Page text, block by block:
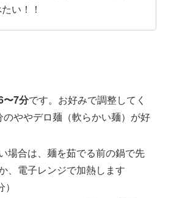
い！！
〜7分です。お好みで調整してく
ややデロ麺（軟らかい麺）が好
場合は、麺を茹でる前の鍋で先
、電子レンジで加熱します